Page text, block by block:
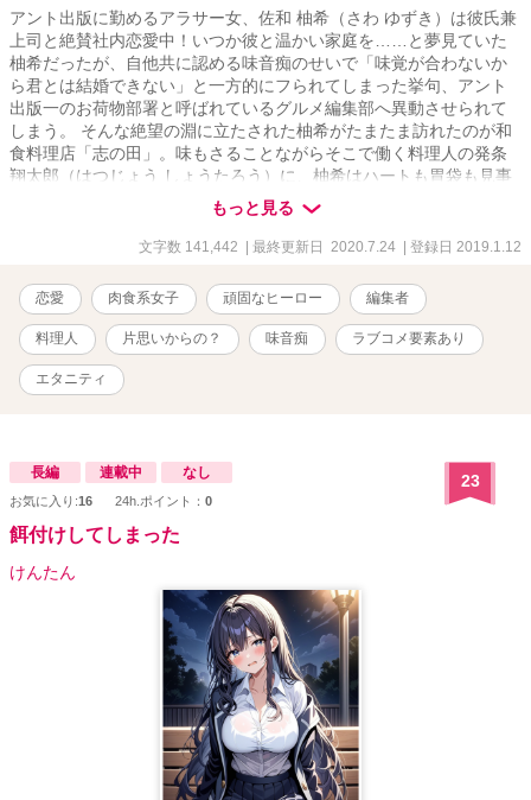
アント出版に勤めるアラサー女、佐和 柚希（さわ ゆずき）は彼氏兼
上司と絶賛社内恋愛中！いつか彼と温かい家庭を……と夢見ていた
柚希だったが、自他共に認める味音痴のせいで「味覚が合わないか
ら君とは結婚できない」と一方的にフられてしまった挙句、アント
出版一のお荷物部署と呼ばれているグルメ編集部へ異動させられて
しまう。 そんな絶望の淵に立たされた柚希がたまたま訪れたのが和
食料理店「志の田」。味もさることながらそこで働く料理人の発条
翔太郎（はつじょう しょうたろう）に、柚希はハートも胃袋も見事
に打ち抜かれ……。 味音痴なグルメ雑誌編集者でポジティブアラサ
ー女の、恋と仕事を一生懸命頑張るお話。
もっと見る
文字数 141,442 | 最終更新日 2020.7.24 | 登録日 2019.1.12
恋愛 肉食系女子 頑固なヒーロー 編集者
料理人 片思いからの？ 味音痴 ラブコメ要素あり
エタニティ
長編 連載中 なし
お気に入り:16 24h.ポイント： 0
23
餌付けしてしまった
けんたん